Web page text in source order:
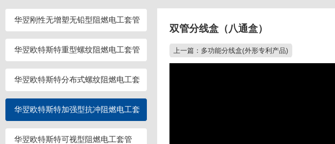
华翌刚性无增塑无铅型阻燃电工套管
华翌欧特斯特重型螺纹阻燃电工套管
华翌欧特斯特分布式螺纹阻燃电工套
华翌欧特斯特加强型抗冲阻燃电工套
华翌欧特斯特可视型阻燃电工套管
双管分线盒（八通盒）
上一篇：多功能分线盒(外形专利产品)